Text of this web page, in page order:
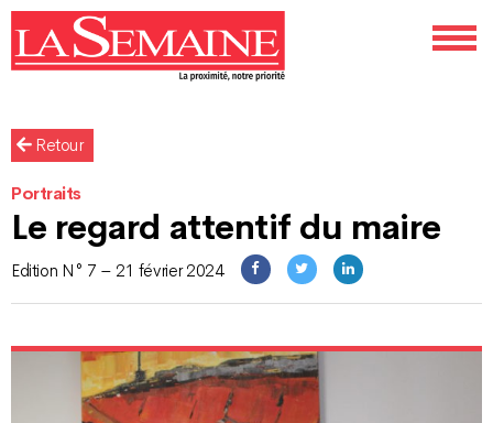
Retour
Portraits
Le regard attentif du maire
Edition N° 7 – 21 février 2024